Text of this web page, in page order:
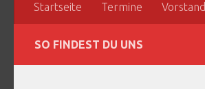
Startseite Termine Vorstand
SO FINDEST DU UNS